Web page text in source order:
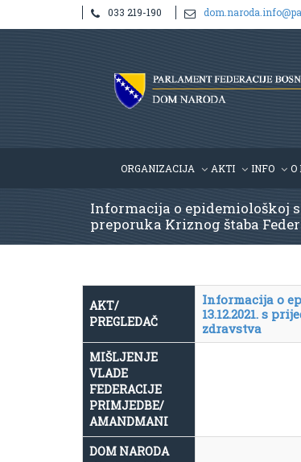
033 219-190
ORGANIZACIJA AKTI INFO O
Informacija o epidemiološkoj
preporuka Kriznog štaba
AKT/
PREGLEDAČ
Informacija o
13.12.2021. s
zdravstva
MIŠLJENJE
VLADE
FEDERACIJE
PRIMJEDBE/
AMANDMANI
DOM NARODA